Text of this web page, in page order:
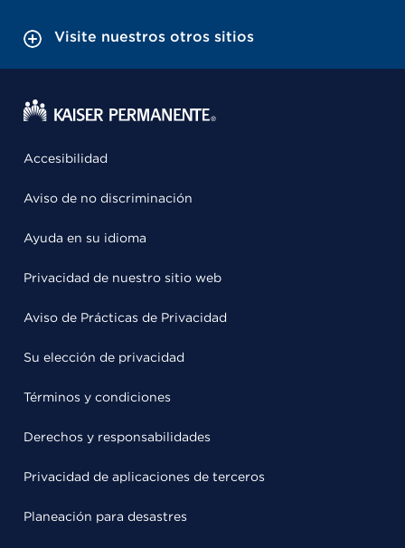
Visite nuestros otros sitios
Accesibilidad
Aviso de no discriminación
Ayuda en su idioma
Privacidad de nuestro sitio web
Aviso de Prácticas de Privacidad
Su elección de privacidad
Términos y condiciones
Derechos y responsabilidades
Privacidad de aplicaciones de terceros
Planeación para desastres